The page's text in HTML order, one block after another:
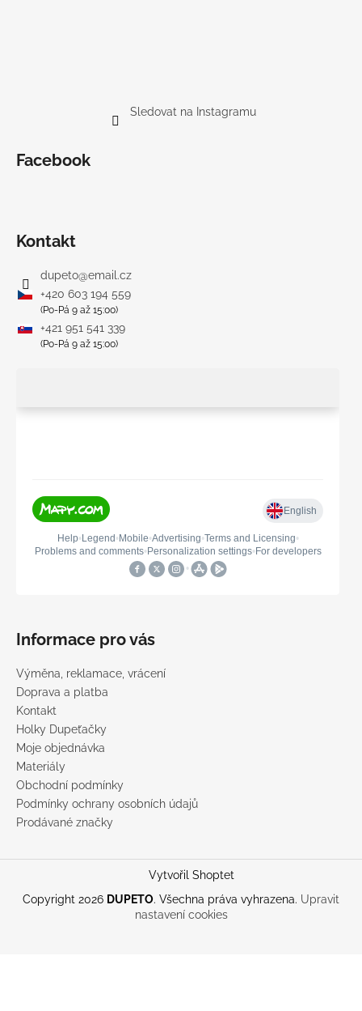
Sledovat na Instagramu
Facebook
Kontakt
dupeto@email.cz
+420 603 194 559
(Po-Pá 9 až 15:00)
+421 951 541 339
(Po-Pá 9 až 15:00)
Informace pro vás
Výměna, reklamace, vrácení
Doprava a platba
Kontakt
Holky Dupeťačky
Moje objednávka
Materiály
Obchodní podmínky
Podmínky ochrany osobních údajů
Prodávané značky
Vytvořil Shoptet
Copyright 2026 DUPETO. Všechna práva vyhrazena. Upravit
nastavení cookies